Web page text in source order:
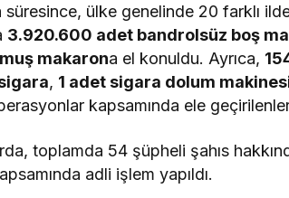
süresince, ülke genelinde 20 farklı
3.920.600 adet bandrolsüz boş
makarona el konuldu. Ayrıca,
, 1 adet sigara dolum
kapsamında ele
toplamda 54 şüpheli şahıs
adli işlem yapıldı.